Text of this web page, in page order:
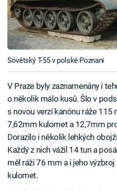
Sovětský T-55 v polské Poznani
V Praze byly zaznamenány i
o několik málo kusů. Šlo v
s novou verzí kanónu ráže 115
7,62mm kulomet a 12,7mm
Dorazilo i několik lehkých
Každý z nich vážil 14 tun a
měl ráži 76 mm a i jeho
kulomet.